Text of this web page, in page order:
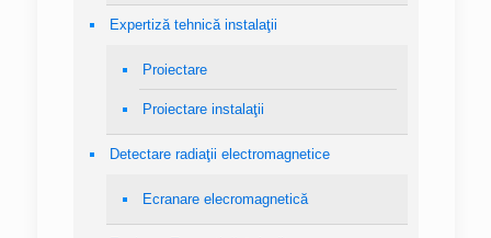
Expertiză tehnică instalaţii
Proiectare
Proiectare instalaţii
Detectare radiaţii electromagnetice
Ecranare elecromagnetică